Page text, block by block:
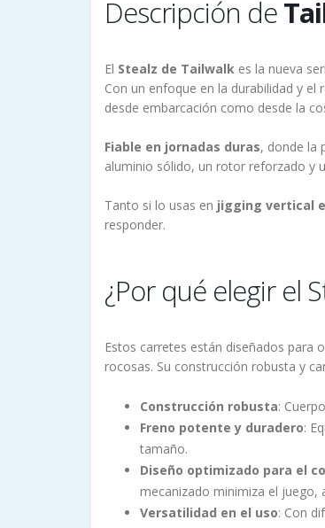
Descripción de
El Stealz de Tailwalk es la nueva
Con un enfoque en la durabilidad y
desde embarcación como desde la
Fiable en jornadas duras, donde la
aluminio sólido, un rotor reforzado y
Tanto si lo usas en jigging vertical
responder.
¿Por qué elegir el
Estos carretes están diseñados para
rocosas. Su construcción robusta y
Construcción robusta:
Freno potente y duradero:
tamaño.
Diseño optimizado para el
mecanizado minimiza el juego,
Versatilidad en el uso: Con